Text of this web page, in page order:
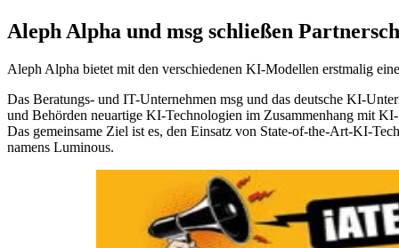
Aleph Alpha und msg schließen
Aleph Alpha bietet mit den verschiedenen KI-Modellen erstmalig
Das Beratungs- und IT-Unternehmen msg und das deutsche KI-
und Behörden neuartige KI-Technologien im Zusammenhang mit
Das gemeinsame Ziel ist es, den Einsatz von State-of-the-Art-KI-
namens Luminous.